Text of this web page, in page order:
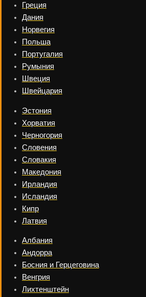
Греция
Дания
Норвегия
Польша
Португалия
Румыния
Швеция
Швейцария
Эстония
Хорватия
Черногория
Словения
Словакия
Македония
Ирландия
Исландия
Кипр
Латвия
Албания
Андорра
Босния и Герцеговина
Венгрия
Лихтенштейн